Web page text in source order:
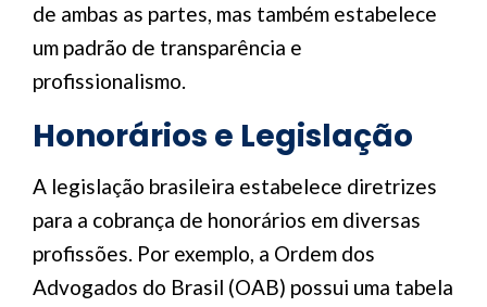
de ambas as partes, mas também estabelece
um padrão de transparência e
profissionalismo.
Honorários e Legislação
A legislação brasileira estabelece diretrizes
para a cobrança de honorários em diversas
profissões. Por exemplo, a Ordem dos
Advogados do Brasil (OAB) possui uma tabela